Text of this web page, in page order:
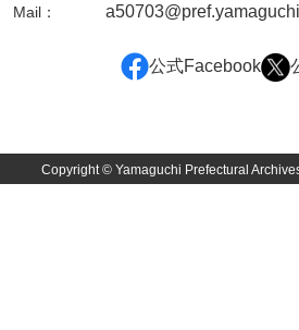
Mail：
公式Facebook
Copyright © Yamaguchi Prefectural